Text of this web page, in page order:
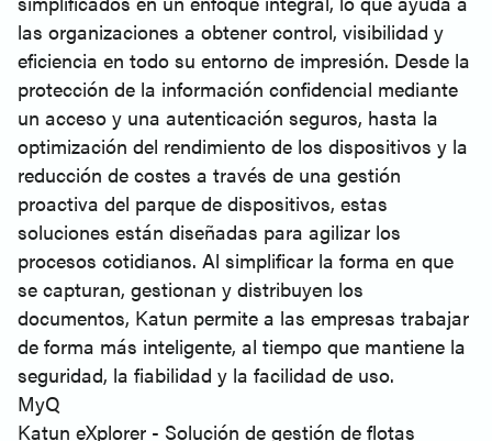
las organizaciones a obtener control, visibilidad y
eficiencia en todo su entorno de impresión. Desde la
protección de la información confidencial mediante
un acceso y una autenticación seguros, hasta la
optimización del rendimiento de los dispositivos y la
reducción de costes a través de una gestión
proactiva del parque de dispositivos, estas
soluciones están diseñadas para agilizar los
procesos cotidianos. Al simplificar la forma en que
se capturan, gestionan y distribuyen los
documentos, Katun permite a las empresas trabajar
de forma más inteligente, al tiempo que mantiene la
seguridad, la fiabilidad y la facilidad de uso.
MyQ
Katun eXplorer - Solución de gestión de flotas